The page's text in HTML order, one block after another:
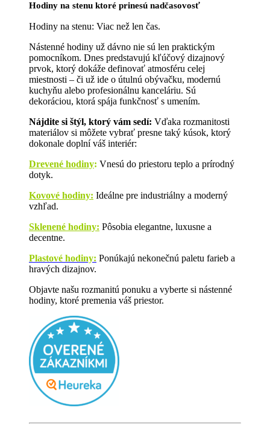
Hodiny na stenu ktoré prinesú nadčasovosť
Hodiny na stenu: Viac než len čas.
Nástenné hodiny už dávno nie sú len praktickým
pomocníkom. Dnes predstavujú kľúčový dizajnový
prvok, ktorý dokáže definovať atmosféru celej
miestnosti – či už ide o útulnú obývačku, modernú
kuchyňu alebo profesionálnu kanceláriu. Sú
dekoráciou, ktorá spája funkčnosť s umením.
Nájdite si štýl, ktorý vám sedí: Vďaka rozmanitosti
materiálov si môžete vybrať presne taký kúsok, ktorý
dokonale doplní váš interiér:
Drevené hodiny: Vnesú do priestoru teplo a prírodný
dotyk.
Kovové hodiny: Ideálne pre industriálny a moderný
vzhľad.
Sklenené hodiny: Pôsobia elegantne, luxusne a
decentne.
Plastové hodiny: Ponúkajú nekonečnú paletu farieb a
hravých dizajnov.
Objavte našu rozmanitú ponuku a vyberte si nástenné
hodiny, ktoré premenia váš priestor.